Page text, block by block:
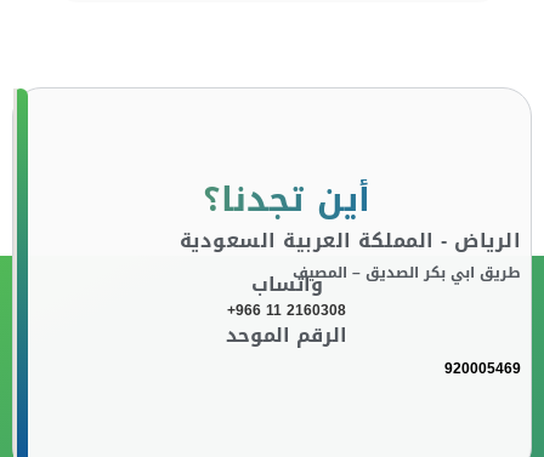
أين تجدنا؟
الرياض - المملكة العربية السعودية
طريق ابي بكر الصديق – المصيفواتساب
+966 11 2160308
الرقم الموحد
920005469